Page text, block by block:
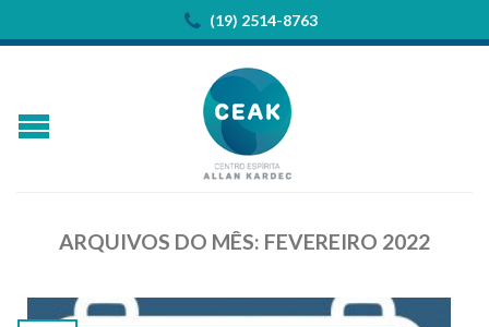
(19) 2514-8763
ARQUIVOS DO MÊS: FEVEREIRO 2022